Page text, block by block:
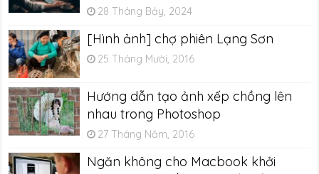
28 Tháng Bảy, 2024
[Hình ảnh] chợ phiên Lạng Sơn
25 Tháng Mười, 2016
Hướng dẫn tạo ảnh xếp chồng lên
nhau trong Photoshop
27 Tháng Năm, 2016
Ngăn không cho Macbook khởi